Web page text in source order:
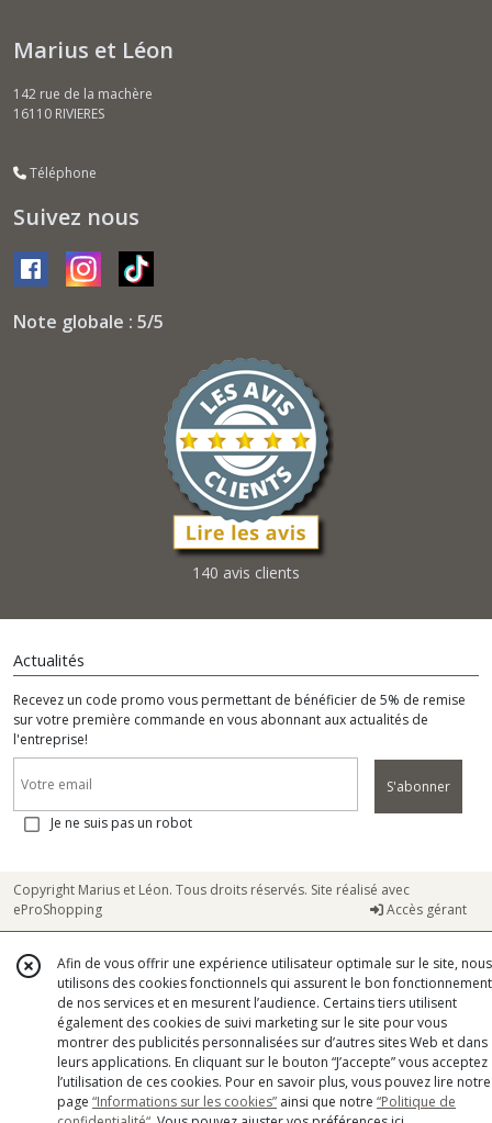
Marius et Léon
142 rue de la machère
16110 RIVIERES
Téléphone
Suivez nous
Note globale : 5/5
140 avis clients
Actualités
Recevez un code promo vous permettant de bénéficier de 5% de remise
sur votre première commande en vous abonnant aux actualités de
l'entreprise!
S'abonner
Je ne suis pas un robot
Copyright Marius et Léon. Tous droits réservés. Site réalisé avec
eProShopping
Accès gérant
Afin de vous offrir une expérience utilisateur optimale sur le site, nous
utilisons des cookies fonctionnels qui assurent le bon fonctionnement
de nos services et en mesurent l’audience. Certains tiers utilisent
également des cookies de suivi marketing sur le site pour vous
montrer des publicités personnalisées sur d’autres sites Web et dans
leurs applications. En cliquant sur le bouton “J’accepte” vous acceptez
l’utilisation de ces cookies. Pour en savoir plus, vous pouvez lire notre
page “Informations sur les cookies” ainsi que notre “Politique de